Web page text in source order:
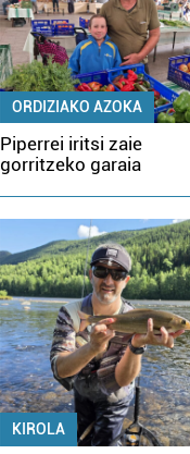
ORDIZIAKO AZOKA
Piperrei iritsi zaie
gorritzeko garaia
KIROLA